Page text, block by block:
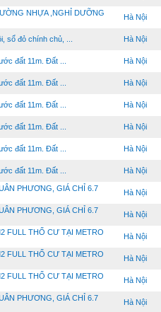
NHỰA ,NGHỈ DƯỠNG
Hà Nội
sổ đỏ chính chủ, ... Hà Nội
đất 11m. Đất ... Hà Nội
đất 11m. Đất ... Hà Nội
đất 11m. Đất ... Hà Nội
đất 11m. Đất ... Hà Nội
đất 11m. Đất ... Hà Nội
đất 11m. Đất ... Hà Nội
PHƯƠNG, GIÁ CHỈ 6.7
Hà Nội
PHƯƠNG, GIÁ CHỈ 6.7
Hà Nội
FULL THỔ CƯ TẠI METRO
Hà Nội
FULL THỔ CƯ TẠI METRO
Hà Nội
FULL THỔ CƯ TẠI METRO
Hà Nội
PHƯƠNG, GIÁ CHỈ 6.7
Hà Nội